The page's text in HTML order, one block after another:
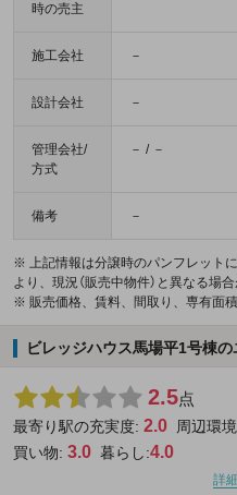
時の売主
施工会社 －
設計会社 －
管理会社/
方式
－ / －
備考 －
※ 上記情報は分譲時のパンフレット
より、現況（販売中物件）と異なる場合
※ 販売価格、賃料、間取り、専有面
ビレッジハウス馬場平1号棟
2.5点
最寄り駅の充実度: 2.0 周辺環
買い物: 3.0 暮らし:4.0
詳